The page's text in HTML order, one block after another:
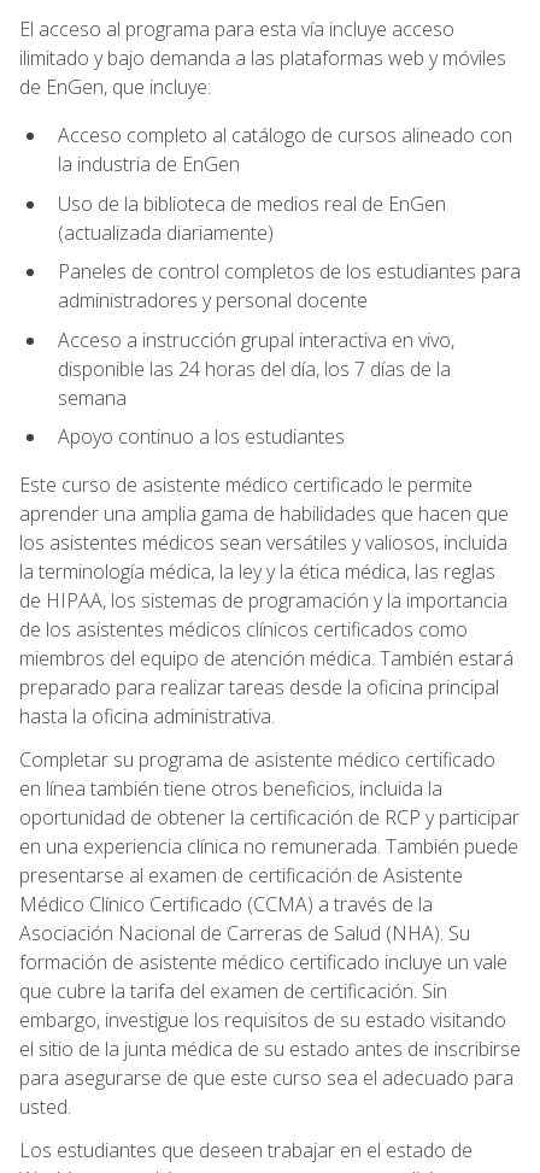
El acceso al programa para esta vía incluye acceso
ilimitado y bajo demanda a las plataformas web y móviles
de EnGen, que incluye:
Acceso completo al catálogo de cursos alineado con
la industria de EnGen
Uso de la biblioteca de medios real de EnGen
(actualizada diariamente)
Paneles de control completos de los estudiantes para
administradores y personal docente
Acceso a instrucción grupal interactiva en vivo,
disponible las 24 horas del día, los 7 días de la
semana
Apoyo continuo a los estudiantes
Este curso de asistente médico certificado le permite
aprender una amplia gama de habilidades que hacen que
los asistentes médicos sean versátiles y valiosos, incluida
la terminología médica, la ley y la ética médica, las reglas
de HIPAA, los sistemas de programación y la importancia
de los asistentes médicos clínicos certificados como
miembros del equipo de atención médica. También estará
preparado para realizar tareas desde la oficina principal
hasta la oficina administrativa.
Completar su programa de asistente médico certificado
en línea también tiene otros beneficios, incluida la
oportunidad de obtener la certificación de RCP y participar
en una experiencia clínica no remunerada. También puede
presentarse al examen de certificación de Asistente
Médico Clínico Certificado (CCMA) a través de la
Asociación Nacional de Carreras de Salud (NHA). Su
formación de asistente médico certificado incluye un vale
que cubre la tarifa del examen de certificación. Sin
embargo, investigue los requisitos de su estado visitando
el sitio de la junta médica de su estado antes de inscribirse
para asegurarse de que este curso sea el adecuado para
usted.
Los estudiantes que deseen trabajar en el estado de